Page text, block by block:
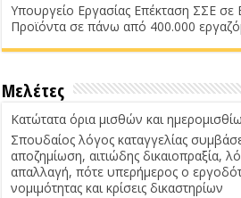
Υπουργείο Εργασίας Επέκταση ΣΣΕ σε
Προϊόντα σε πάνω από 400.000
Μελέτες
Κατώτατα όρια μισθών και
Σπουδαίος λόγος καταγγελίας
αποζημίωση, αιτιώδης δικαιοπραξία,
απαλλαγή, πότε υπερήμερος ο
νομιμότητας και κρίσεις δικαστηρίων